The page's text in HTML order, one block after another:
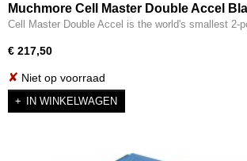
Muchmore Cell Master Double Accel
CTXDAK
Cell Master Double Accel is the world's smallest 2-
€ 217,50
✘ Niet op voorraad
IN WINKELWAGEN